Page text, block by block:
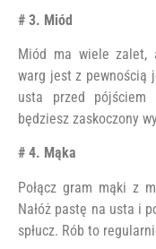
# 3. Miód
Miód ma wiele zalet,
warg jest z pewnością
usta przed
będziesz zaskoczony
# 4. Mąka
Połącz gram mąki z
Nałóż pastę na usta i
spłucz. Rób to